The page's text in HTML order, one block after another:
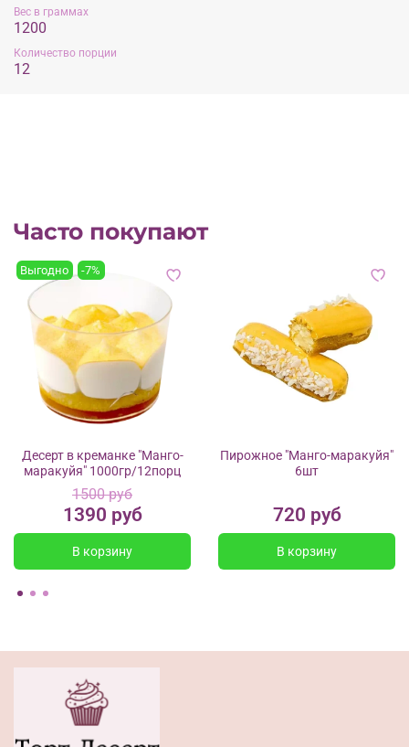
Вес в граммах
1200
Количество порции
12
Часто покупают
Выгодно -7%
Десерт в креманке "Манго-
маракуйя" 1000гр/12порц
1500 руб
1390 руб
В корзину
Пирожное "Манго-маракуйя"
6шт
720 руб
В корзину